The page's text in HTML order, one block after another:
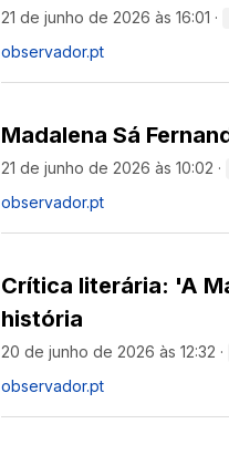
21 de junho de 2026 às 16:01 ·
observador.pt
Madalena Sá
21 de junho de 2026 às 10:02 ·
observador.pt
Crítica literária: 'A
história
20 de junho de 2026 às 12:32 ·
observador.pt